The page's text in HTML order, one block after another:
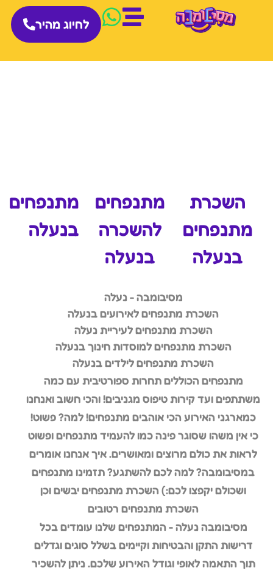
לחיוג מהיר
השכרת
מתנפחים
בנעלה
מתנפחים
להשכרה
בנעלה
מתנפחים
בנעלה
מסיבומבה - נעלה
השכרת מתנפחים לאירועים בנעלה
השכרת מתנפחים לעיריית נעלה
השכרת מתנפחים למוסדות חינוך בנעלה
השכרת מתנפחים לילדים בנעלה
מתנפחים הכוללים תחרות ספורטיבית עם כמה
משתתפים ועד קירות טיפוס מגניבים! והכי חשוב ואנחנו
כמארגני האירוע הכי אוהבים מתנפחים! למה? פשוט!
כי אין משהו שסוגר פינה כמו להעמיד מתנפחים ופשוט
לראות את כולם מרוצים ומאושרים. איך אנחנו אומרים
במסיבומבה? למה לכם להשתגע? תזמינו מתנפחים
ושכולם יקפצו לכם:) השכרת מתנפחים יבשים וכן
השכרת מתנפחים רטובים
מסיבומבה נעלה - המתנפחים שלנו עומדים בכל
דרישות התקן והבטיחות וקיימים בשלל סוגים וגדלים
תוך התאמה לאופי וגודל האירוע שלכם. ניתן להשכיר